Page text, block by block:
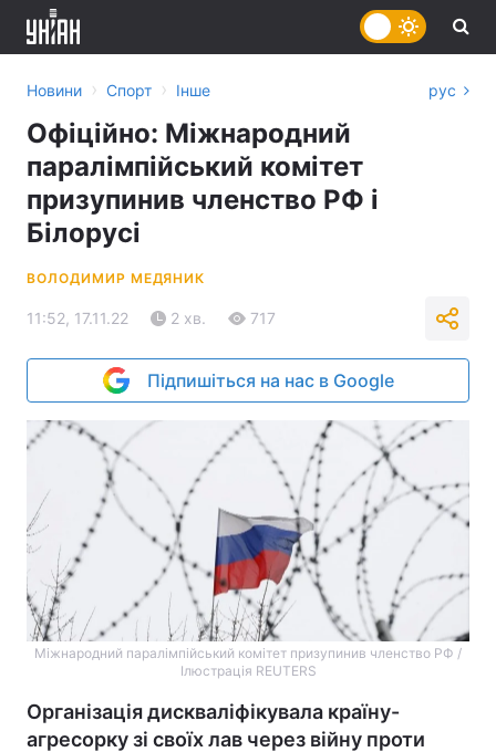
Новини › Спорт › Інше рус
Офіційно: Міжнародний
паралімпійський комітет
призупинив членство РФ і
Білорусі
ВОЛОДИМИР МЕДЯНИК
11:52, 17.11.22 2 хв. 717
Підпишіться на нас в Google
Міжнародний паралімпійський комітет призупинив членство РФ /
Ілюстрація REUTERS
Організація дискваліфікувала країну-
агресорку зі своїх лав через війну проти